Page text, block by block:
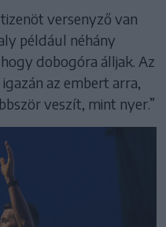
versenyző van
például néhány
dobogóra álljak. Az
az embert arra,
veszít, mint nyer.”